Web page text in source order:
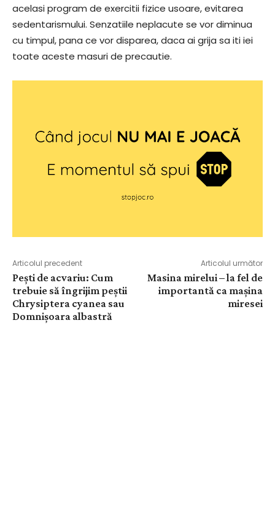
acelasi program de exercitii fizice usoare, evitarea
sedentarismului. Senzatiile neplacute se vor diminua
cu timpul, pana ce vor disparea, daca ai grija sa iti iei
toate aceste masuri de precautie.
Articolul precedent
Pești de acvariu: Cum
trebuie să îngrijim peștii
Chrysiptera cyanea sau
Domnișoara albastră
Articolul următor
Masina mirelui – la fel de
importantă ca mașina
miresei